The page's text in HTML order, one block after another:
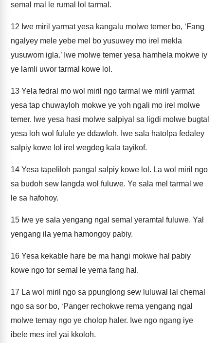
semal mal le rumal lol tarmal.
12 Iwe miril yarmat yesa kangalu molwe temer bo, ‘Fang
ngalyey mele yebe mel bo yusuwey mo irel mekla
yusuwom igla.’ Iwe molwe temer yesa hamhela mokwe iy
ye lamli uwor tarmal kowe lol.
13 Yela fedral mo wol miril ngo tarmal we miril yarmat
yesa tap chuwayloh mokwe ye yoh ngali mo irel molwe
temer. Iwe yesa hasi molwe salpiyal sa ligdi molwe bugtal
yesa loh wol fulule ye ddawloh. Iwe sala hatolpa fedaley
salpiy kowe lol irel wegdeg kala tayikof.
14 Yesa tapeliloh pangal salpiy kowe lol. La wol miril ngo
sa budoh sew langda wol fuluwe. Ye sala mel tarmal we
le sa hafohoy.
15 Iwe ye sala yengang ngal semal yeramtal fuluwe. Yal
yengang ila yema hamongoy pabiy.
16 Yesa kekable hare be ma hangi mokwe hal pabiy
kowe ngo tor semal le yema fang hal.
17 La wol miril ngo sa ppunglong sew luluwal lal chemal
ngo sa sor bo, ‘Panger rechokwe rema yengang ngal
molwe temay ngo ye cholop haler. Iwe ngo ngang iye
ibele mes irel yai kkoloh.